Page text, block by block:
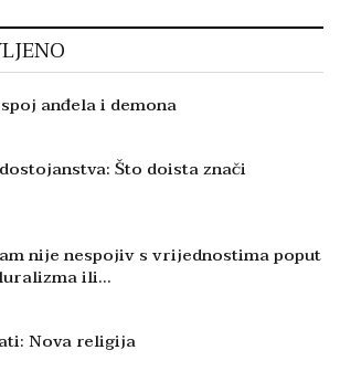
anđela i demona
Što doista znači
nije nespojiv s vrijednostima poput
ili…
Nova religija